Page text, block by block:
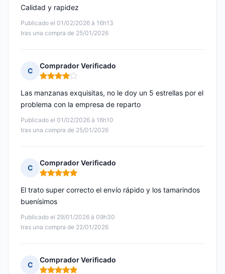
Publicado el 01/02/2026 à 16h13
tras una compra de 25/01/2026
Calidad y rapidez
C
Comprador Verificado
Nota: 4 de 5
Publicado el 01/02/2026 à 16h10
tras una compra de 25/01/2026
Las manzanas exquisitas, no le doy un 5 estrellas por el
problema con la empresa de reparto
C
Comprador Verificado
Nota: 5 de 5
Publicado el 29/01/2026 à 09h30
tras una compra de 22/01/2026
El trato super correcto el envío rápido y los tamarindos
buenísimos
C
Comprador Verificado